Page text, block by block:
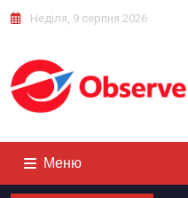
Неділя, 9 серпня 2026
Меню